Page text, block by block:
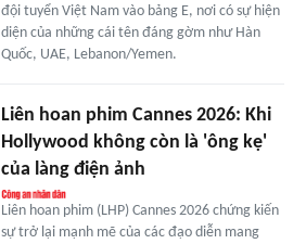
đội tuyển Việt Nam vào bảng E, nơi có sự hiện
diện của những cái tên đáng gờm như Hàn
Quốc, UAE, Lebanon/Yemen.
Liên hoan phim Cannes 2026: Khi
Hollywood không còn là 'ông kẹ'
của làng điện ảnh
Liên hoan phim (LHP) Cannes 2026 chứng kiến
sự trở lại mạnh mẽ của các đạo diễn mang